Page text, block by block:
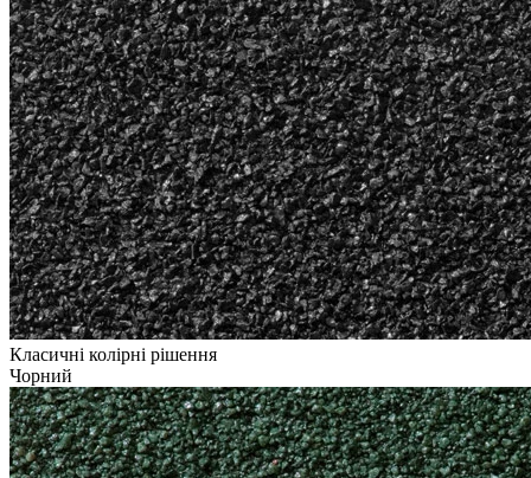
Класичні колірні рішення
Чорний